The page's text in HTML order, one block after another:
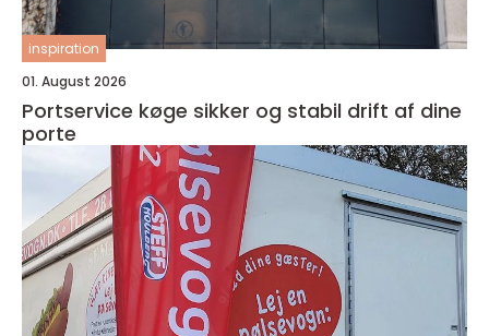
inspiration
01. August 2026
Portservice køge sikker og stabil drift af dine
porte